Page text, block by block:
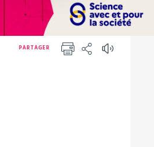
PARTAGER